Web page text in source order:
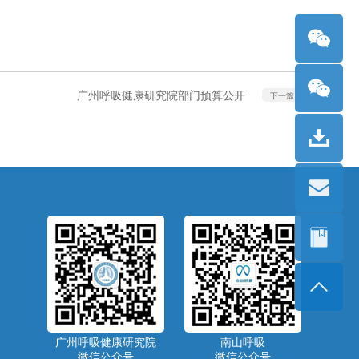
下一篇
广州呼吸健康研究院部门预算公开
广州呼吸健康研究院
南山呼吸